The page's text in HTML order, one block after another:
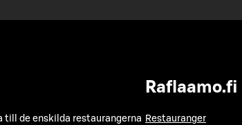
till de enskilda restaurangerna
Raflaamo.fi
Restauranger